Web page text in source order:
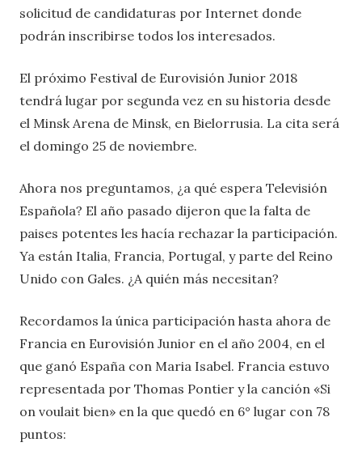
solicitud de candidaturas por Internet donde
podrán inscribirse todos los interesados.
El próximo Festival de Eurovisión Junior 2018
tendrá lugar por segunda vez en su historia desde
el Minsk Arena de Minsk, en Bielorrusia. La cita será
el domingo 25 de noviembre.
Ahora nos preguntamos, ¿a qué espera Televisión
Española? El año pasado dijeron que la falta de
paises potentes les hacía rechazar la participación.
Ya están Italia, Francia, Portugal, y parte del Reino
Unido con Gales. ¿A quién más necesitan?
Recordamos la única participación hasta ahora de
Francia en Eurovisión Junior en el año 2004, en el
que ganó España con Maria Isabel. Francia estuvo
representada por Thomas Pontier y la canción «Si
on voulait bien» en la que quedó en 6° lugar con 78
puntos: